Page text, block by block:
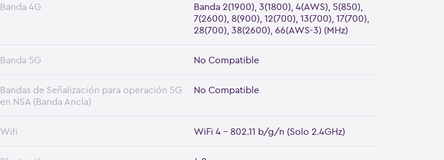
Banda 4G
Banda 2(1900), 3(1800), 4(AWS), 5(850),
7(2600), 8(900), 12(700), 13(700), 17(700),
28(700), 38(2600), 66(AWS-3) (MHz)
Banda 5G No Compatible
Bandas de Señalización para operación 5G
en NSA (Banda Ancla)
No Compatible
Wifi WiFi 4 - 802.11 b/g/n (Solo 2.4GHz)